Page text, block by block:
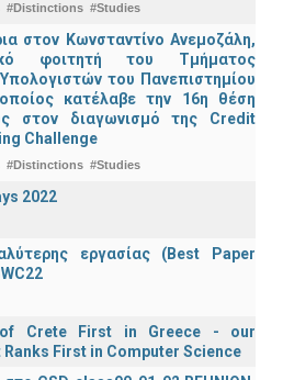
#Distinctions #Studies
στον Κωνσταντίνο Ανεμοζάλη,
φοιτητή του Τμήματος
του Πανεπιστημίου
κατέλαβε την 16η θέση
στον διαγωνισμό της Credit
Challenge
#Distinctions #Studies
2022
εργασίας (Best Paper
of Crete First in Greece - our
Ranks First in Computer Science